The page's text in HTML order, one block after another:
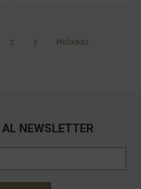
2 3 PRÓXIMO
NEWSLETTER